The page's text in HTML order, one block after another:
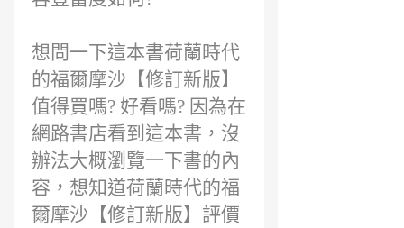
想問一下這本書荷蘭時代
的福爾摩沙【修訂新版】
值得買嗎? 好看嗎? 因為在
網路書店看到這本書，沒
辦法大概瀏覽一下書的內
容，想知道荷蘭時代的福
爾摩沙【修訂新版】評價